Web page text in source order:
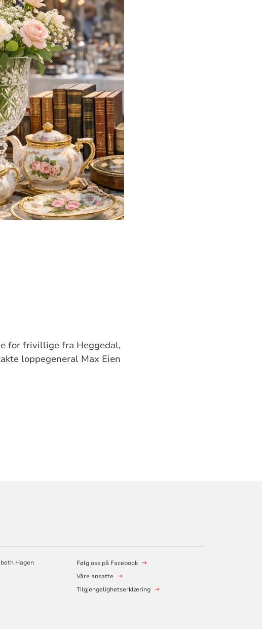
for frivillige fra Heggedal,
loppegeneral Max Eien
Hagen
Følg oss på Facebook
Våre ansatte
Tilgjengelighetserklæring